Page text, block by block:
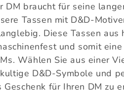
DM braucht für seine
Tassen mit D&D-
Diese Tassen aus
und somit
Wählen Sie aus einer
D&D-Symbole und
für Ihren DM zu